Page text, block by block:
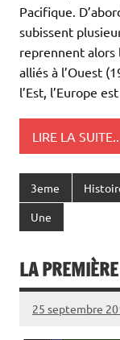
Pacifique.
subissent
reprennent alors
alliés à l’Ouest
l’Est, l’Europe
LIRE LA SUITE...
3eme
Une
LA
25 septembre